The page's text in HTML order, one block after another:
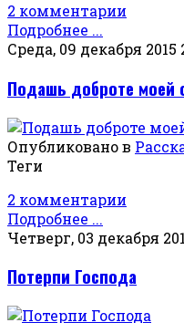
2 комментарии
Подробнее ...
Среда, 09 декабря 2015
Подашь доброте моей
Опубликовано в
Теги
2 комментарии
Подробнее ...
Четверг, 03 декабря
Потерпи Господа